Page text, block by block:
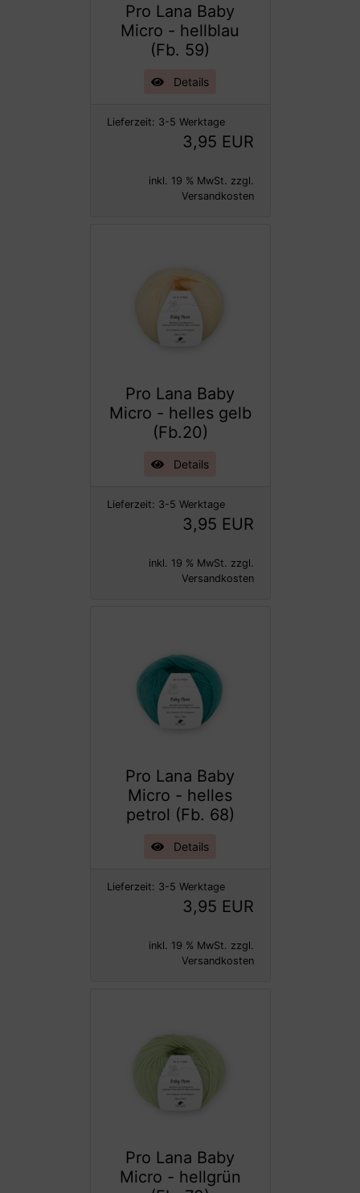
Pro Lana Baby
Micro - hellblau
(Fb. 59)
Details
Lieferzeit: 3-5 Werktage
3,95 EUR
inkl. 19 % MwSt. zzgl.
Versandkosten
Pro Lana Baby
Micro - helles gelb
(Fb.20)
Details
Lieferzeit: 3-5 Werktage
3,95 EUR
inkl. 19 % MwSt. zzgl.
Versandkosten
Pro Lana Baby
Micro - helles
petrol (Fb. 68)
Details
Lieferzeit: 3-5 Werktage
3,95 EUR
inkl. 19 % MwSt. zzgl.
Versandkosten
Pro Lana Baby
Micro - hellgrün